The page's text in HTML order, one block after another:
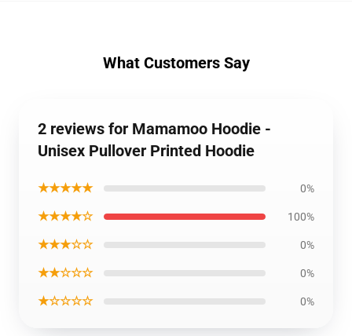
What Customers Say
2 reviews for Mamamoo Hoodie -
Unisex Pullover Printed Hoodie
★★★★★ 0%
★★★★☆ 100%
★★★☆☆ 0%
★★☆☆☆ 0%
★☆☆☆☆ 0%